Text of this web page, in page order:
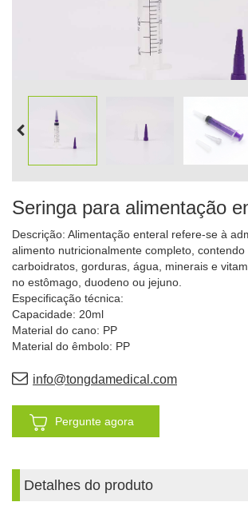
Seringa para alimentação
Descrição: Alimentação enteral refere-se à
alimento nutricionalmente completo, contendo
carboidratos, gorduras, água, minerais e
no estômago, duodeno ou jejuno.
Especificação técnica:
Capacidade: 20ml
Material do cano: PP
Material do êmbolo: PP
info@tongdamedical.com
Pergunte agora
Detalhes do produto